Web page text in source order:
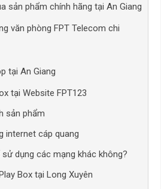
sản phẩm chính hãng tại An Giang
văn phòng FPT Telecom chi
tại An Giang
tại Website FPT123
sản phẩm
internet cáp quang
sử dụng các mạng khác không?
Box tại Long Xuyên